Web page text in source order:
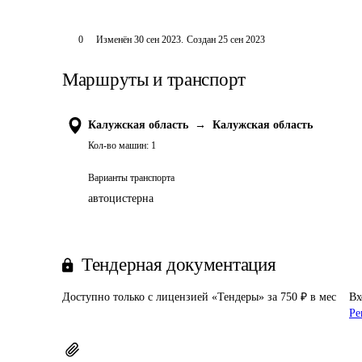
0 Изменён 30 сен 2023. Создан 25 сен 2023
Маршруты и транспорт
Калужская область → Калужская область
Кол-во машин: 1
Варианты транспорта
автоцистерна
Тендерная документация
Доступно только с лицензией «Тендеры» за 750 ₽ в мес